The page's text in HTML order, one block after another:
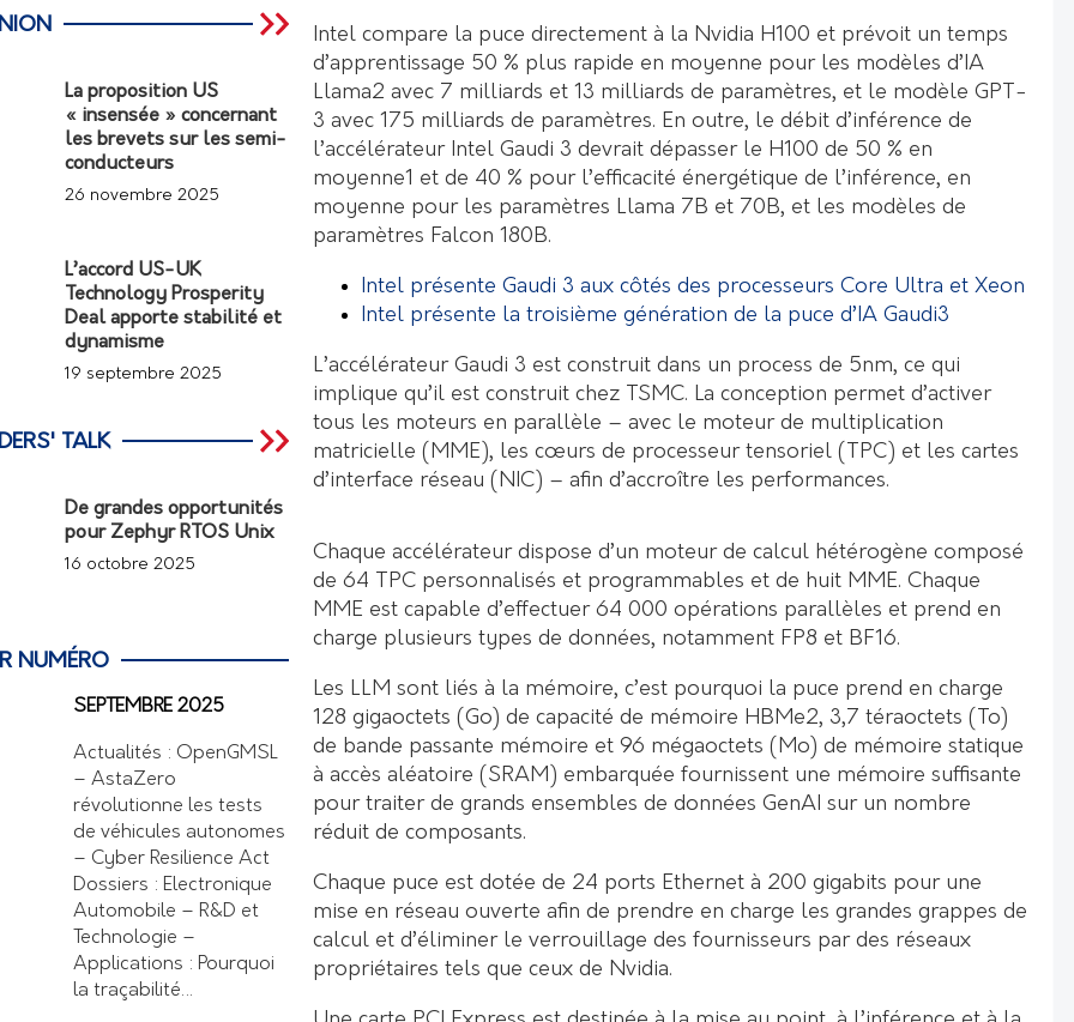
Intel compare la puce directement à la Nvidia H100 et prévoit un temps
d’apprentissage 50 % plus rapide en moyenne pour les modèles d’IA
Llama2 avec 7 milliards et 13 milliards de paramètres, et le modèle GPT-
3 avec 175 milliards de paramètres. En outre, le débit d’inférence de
l’accélérateur Intel Gaudi 3 devrait dépasser le H100 de 50 % en
moyenne1 et de 40 % pour l’efficacité énergétique de l’inférence, en
moyenne pour les paramètres Llama 7B et 70B, et les modèles de
paramètres Falcon 180B.
Intel présente Gaudi 3 aux côtés des processeurs Core Ultra et Xeon
Intel présente la troisième génération de la puce d’IA Gaudi3
L’accélérateur Gaudi 3 est construit dans un process de 5nm, ce qui
implique qu’il est construit chez TSMC. La conception permet d’activer
tous les moteurs en parallèle – avec le moteur de multiplication
matricielle (MME), les cœurs de processeur tensoriel (TPC) et les cartes
d’interface réseau (NIC) – afin d’accroître les performances.
Chaque accélérateur dispose d’un moteur de calcul hétérogène composé
de 64 TPC personnalisés et programmables et de huit MME. Chaque
MME est capable d’effectuer 64 000 opérations parallèles et prend en
charge plusieurs types de données, notamment FP8 et BF16.
Les LLM sont liés à la mémoire, c’est pourquoi la puce prend en charge
128 gigaoctets (Go) de capacité de mémoire HBMe2, 3,7 téraoctets (To)
de bande passante mémoire et 96 mégaoctets (Mo) de mémoire statique
à accès aléatoire (SRAM) embarquée fournissent une mémoire suffisante
pour traiter de grands ensembles de données GenAI sur un nombre
réduit de composants.
Chaque puce est dotée de 24 ports Ethernet à 200 gigabits pour une
mise en réseau ouverte afin de prendre en charge les grandes grappes de
calcul et d’éliminer le verrouillage des fournisseurs par des réseaux
propriétaires tels que ceux de Nvidia.
La proposition US
« insensée » concernant
les brevets sur les semi-
conducteurs
26 novembre 2025
L’accord US-UK
Technology Prosperity
Deal apporte stabilité et
dynamisme
19 septembre 2025
TALK
De grandes opportunités
pour Zephyr RTOS Unix
16 octobre 2025
NUMÉRO
SEPTEMBRE 2025
Actualités : OpenGMSL
– AstaZero
révolutionne les tests
de véhicules autonomes
– Cyber Resilience Act
Dossiers : Electronique
Automobile – R&D et
Technologie –
Applications : Pourquoi
la traçabilité…